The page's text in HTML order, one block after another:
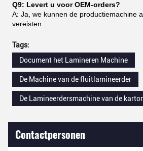
Q9: Levert u voor OEM-orders?
A: Ja, we kunnen de productiemachine
vereisten.
Tags:
Document het Lamineren Machine
De Machine van de fluitlamineerder
De Lamineerdersmachine van de
Contactpersonen